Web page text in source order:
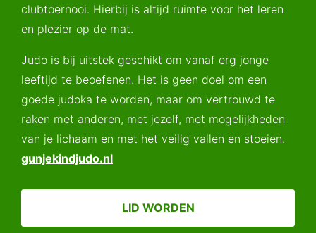
clubtoernooi. Hierbij is altijd ruimte voor het leren
en plezier op de mat.
Judo is bij uitstek geschikt om vanaf erg jonge
leeftijd te beoefenen. Het is geen doel om een
goede judoka te worden, maar om vertrouwd te
raken met anderen, met jezelf, met mogelijkheden
van je lichaam en met het veilig vallen en stoeien.
gunjekindjudo.nl
LID WORDEN